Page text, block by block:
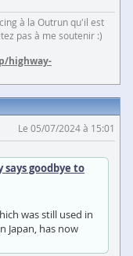
à la Outrun qu'il est
pas à me soutenir :)
highway-
Le 05/07/2024 à 15:01
goodbye to
was still used in
Japan, has now